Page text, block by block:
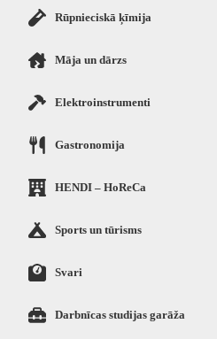
Rūpnieciskā ķīmija
Māja un dārzs
Elektroinstrumenti
Gastronomija
HENDI – HoReCa
Sports un tūrisms
Svari
Darbnīcas studijas garāža